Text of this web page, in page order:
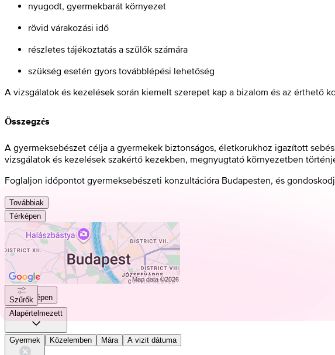
nyugodt, gyermekbarát környezet
rövid várakozási idő
részletes tájékoztatás a szülők számára
szükség esetén gyors továbblépési lehetőség
A vizsgálatok és kezelések során kiemelt szerepet kap a bizalom és az érthető
Összegzés
A gyermeksebészet célja a gyermekek biztonságos, életkorukhoz igazított
vizsgálatok és kezelések szakértő kezekben, megnyugtató környezetben
Foglaljon időpontot gyermeksebészeti konzultációra Budapesten, és
Továbbiak
Térképen
Térképen
Szűrők
Alapértelmezett
Gyermek Közelemben Mára A vizit dátuma